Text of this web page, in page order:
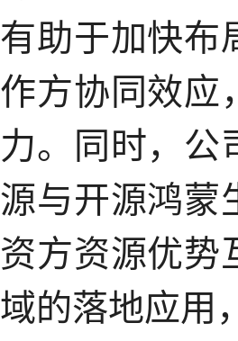
有助于加快布
作方协同效应
力。同时，公
源与开源鸿蒙
资方资源优势
域的落地应用